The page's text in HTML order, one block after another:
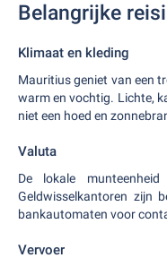
Belangrijke
Klimaat en kleding
Mauritius geniet van een
warm en vochtig. Lichte,
niet een hoed en
Valuta
De lokale
Geldwisselkantoren zijn
bankautomaten voor
Vervoer